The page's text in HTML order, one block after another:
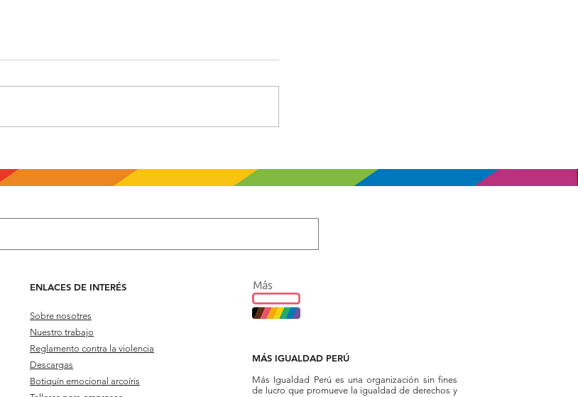
Congreso intenta
cambiar el nombre del
mismas leyes
ENLACES DE INTERÉS
Sobre nosotres
Nuestro trabajo
Reglamento contra la violencia
Descargas
Botiquín emocional arcoíris
MÁS IGUALDAD PERÚ
Más Igualdad Perú es una organización sin fines
de lucro que promueve la igualdad de derechos y